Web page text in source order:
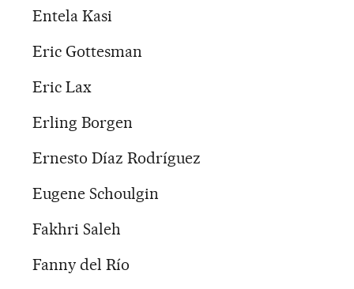
Entela Kasi
Eric Gottesman
Eric Lax
Erling Borgen
Ernesto Díaz Rodríguez
Eugene Schoulgin
Fakhri Saleh
Fanny del Río